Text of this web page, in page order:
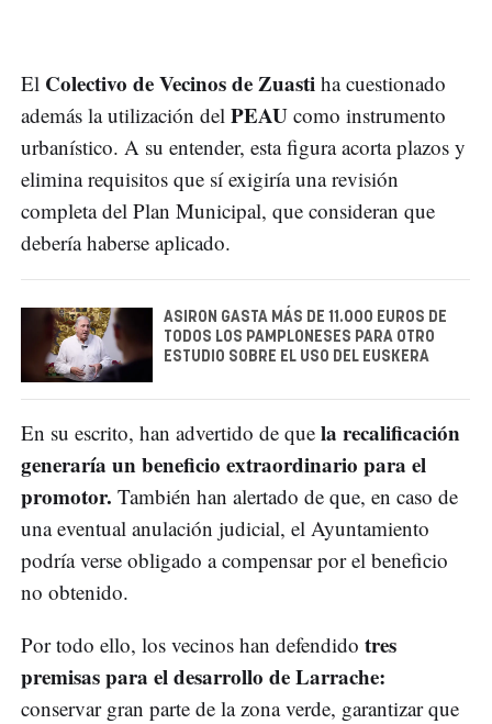
El Colectivo de Vecinos de Zuasti ha cuestionado
además la utilización del PEAU como instrumento
urbanístico. A su entender, esta figura acorta plazos y
elimina requisitos que sí exigiría una revisión
completa del Plan Municipal, que consideran que
debería haberse aplicado.
ASIRON GASTA MÁS DE 11.000 EUROS DE
TODOS LOS PAMPLONESES PARA OTRO
ESTUDIO SOBRE EL USO DEL EUSKERA
En su escrito, han advertido de que la recalificación
generaría un beneficio extraordinario para el
promotor. También han alertado de que, en caso de
una eventual anulación judicial, el Ayuntamiento
podría verse obligado a compensar por el beneficio
no obtenido.
Por todo ello, los vecinos han defendido tres
premisas para el desarrollo de Larrache:
conservar gran parte de la zona verde, garantizar que